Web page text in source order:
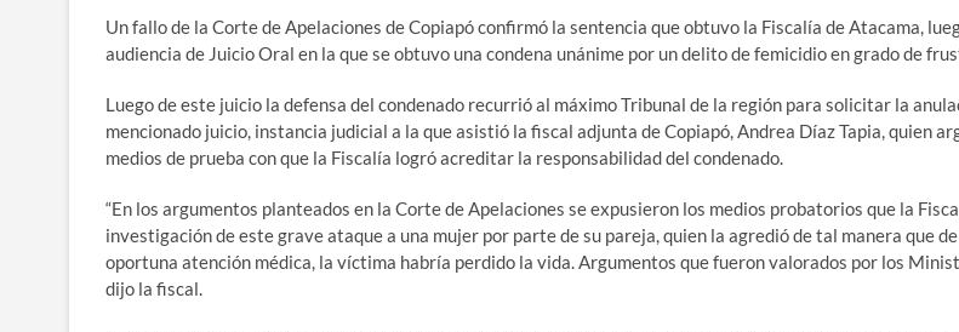
Un fallo de la Corte de Apelaciones de Copiapó confirmó la sentencia que obtuvo la Fiscalía de Atacama,
audiencia de Juicio Oral en la que se obtuvo una condena unánime por un delito de femicidio en grado de
Luego de este juicio la defensa del condenado recurrió al máximo Tribunal de la región para solicitar la
mencionado juicio, instancia judicial a la que asistió la fiscal adjunta de Copiapó, Andrea Díaz Tapia, quien
medios de prueba con que la Fiscalía logró acreditar la responsabilidad del condenado.
“En los argumentos planteados en la Corte de Apelaciones se expusieron los medios probatorios que la
investigación de este grave ataque a una mujer por parte de su pareja, quien la agredió de tal manera que
oportuna atención médica, la víctima habría perdido la vida. Argumentos que fueron valorados por los
dijo la fiscal.